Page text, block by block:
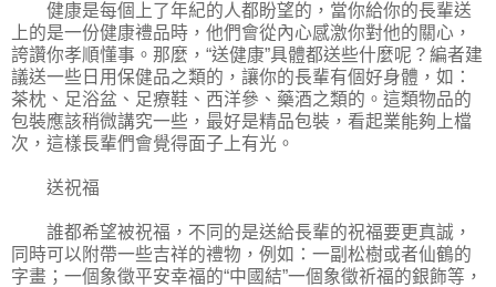
健康是每個上了年紀的人都盼望的，當你給你的長輩送
上的是一份健康禮品時，他們會從內心感激你對他的關心，
誇讚你孝順懂事。那麼，“送健康”具體都送些什麼呢？編者建
議送一些日用保健品之類的，讓你的長輩有個好身體，如：
茶枕、足浴盆、足療鞋、西洋參、藥酒之類的。這類物品的
包裝應該稍微講究一些，最好是精品包裝，看起業能夠上檔
次，這樣長輩們會覺得面子上有光。
送祝福
誰都希望被祝福，不同的是送給長輩的祝福要更真誠，
同時可以附帶一些吉祥的禮物，例如：一副松樹或者仙鶴的
字畫；一個象徵平安幸福的“中國結”一個象徵祈福的銀飾等，